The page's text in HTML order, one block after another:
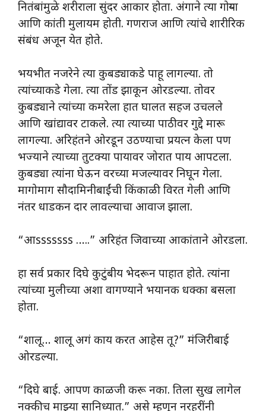
नितंबांमुळे शरीराला सुंदर आकार होता. अंगाने त्या गोऱ्या
आणि कांती मुलायम होती. गणराज आणि त्यांचे शारीरिक
संबंध अजून येत होते.
भयभीत नजरेने त्या कुबड्याकडे पाहू लागल्या. तो
त्यांच्याकडे गेला. त्या तोंड झाकून ओरडल्या. तोवर
कुबड्याने त्यांच्या कमरेला हात घालत सहज उचलले
आणि खांद्यावर टाकले. त्या त्याच्या पाठीवर गुद्दे मारू
लागल्या. अरिहंतने ओरडून उठण्याचा प्रयत्न केला पण
भज्याने त्याच्या तुटक्या पायावर जोरात पाय आपटला.
कुबड्या त्यांना घेऊन वरच्या मजल्यावर निघून गेला.
मागोमाग सौदामिनीबाईंची किंकाळी विरत गेली आणि
नंतर धाडकन दार लावल्याचा आवाज झाला.
“आsssssss …..” अरिहंत जिवाच्या आकांताने ओरडला.
हा सर्व प्रकार दिघे कुटुंबीय भेदरून पाहात होते. त्यांना
त्यांच्या मुलीच्या अशा वागण्याने भयानक धक्का बसला
होता.
“शालू… शालू अगं काय करत आहेस तू?” मंजिरीबाई
ओरडल्या.
“दिघे बाई. आपण काळजी करू नका. तिला सुख लागेल
नक्कीच माझ्या सानिध्यात.” असे म्हणून नरहरींनी